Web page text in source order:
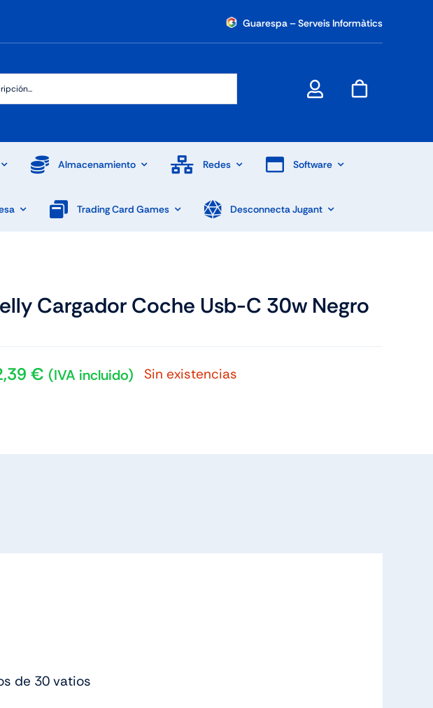
Guarespa – Serveis Informàtics
Almacenamiento Redes Software
Trading Card Games Desconnecta Jugant
Cargador Coche Usb-C 30w Negro
€ (IVA incluido) Sin existencias
de 30 vatios